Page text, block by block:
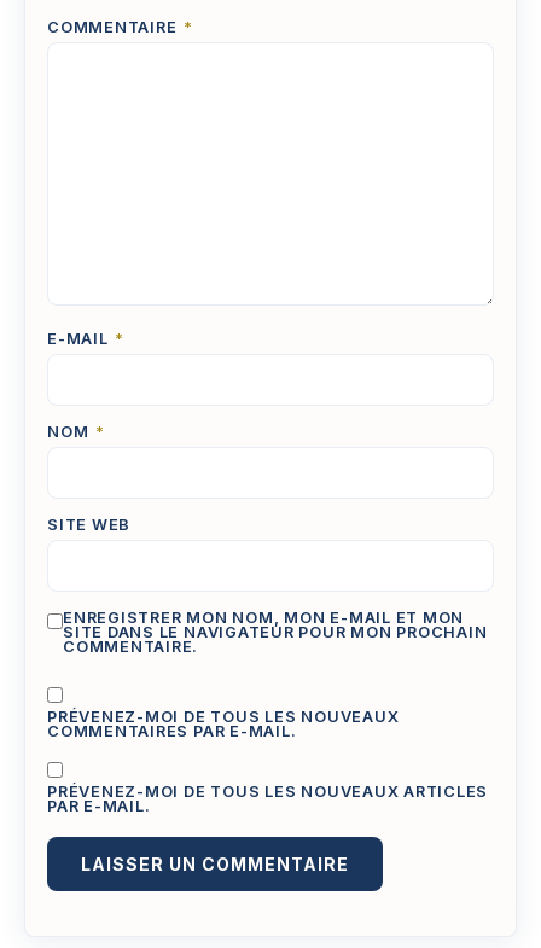
COMMENTAIRE *
E-MAIL *
NOM *
SITE WEB
ENREGISTRER MON NOM, MON E-MAIL ET MON
SITE DANS LE NAVIGATEUR POUR MON PROCHAIN
COMMENTAIRE.
PRÉVENEZ-MOI DE TOUS LES NOUVEAUX
COMMENTAIRES PAR E-MAIL.
PRÉVENEZ-MOI DE TOUS LES NOUVEAUX ARTICLES
PAR E-MAIL.